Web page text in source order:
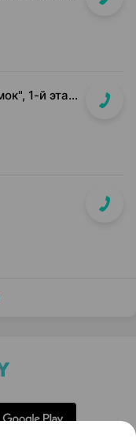
пр-т Победителей, д. 65 (в ТЦ "Замок", 1-й этаж, "островок")